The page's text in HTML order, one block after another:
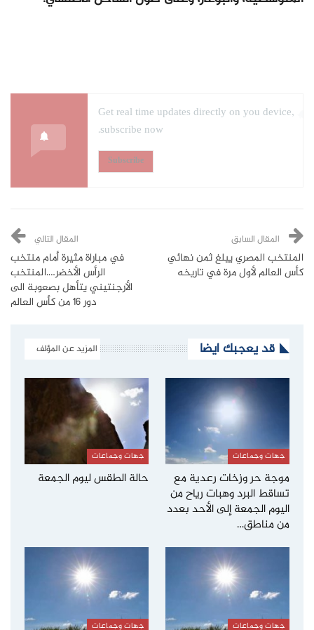
Get real time updates directly on you device,
subscribe now.
Subscribe
المقال السابق
المنتخب المصري ييلغ ثمن نهائي
كأس العالم لأول مرة في تاريخه
المقال التالي
في مباراة مثيرة أمام منتخب
الرأس الأخضر….المنتخب
الأرجنتيني يتأهل بصعوبة الى
دور 16 من كأس العالم
قد يعجبك ايضا المزيد عن المؤلف
جهات وجماعات
موجة حر وزخات رعدية مع
تساقط البرد وهبات رياح من
اليوم الجمعة إلى الأحد بعدد
من مناطق…
جهات وجماعات
حالة الطقس ليوم الجمعة
جهات وجماعات جهات وجماعات